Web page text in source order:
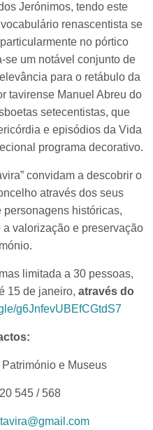
Jerónimos, tendo este
renascentista se
no pórtico
se um notável conjunto de
para o retábulo da
tavirense Manuel Abreu do
setecentistas, que
e episódios da Vida
programa decorativo.
convidam a descobrir o
através dos seus
históricas,
valorização e preservação
limitada a 30 pessoas,
15 de janeiro, através do
g6JnfevUBEfCGtdS7
e Museus
545 / 568